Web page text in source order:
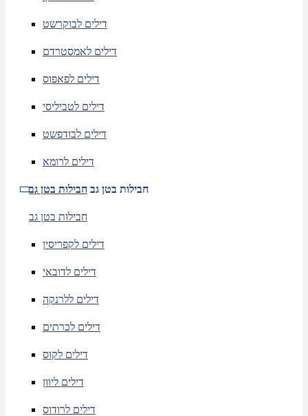
דילים לבוקרשט
דילים לאמסטרדם
דילים לפאפוס
דילים לטביליסי
דילים לבודפשט
דילים לרומא
חבילות בטן גב חבילות בטן גב
חבילות בטן גב
דילים לקפריסין
דילים לדובאי
דילים ללרנקה
דילים לכרתים
דילים לקוס
דילים ליוון
דילים לרודוס